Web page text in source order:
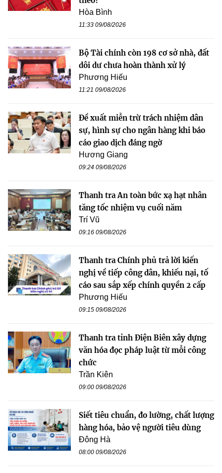
Hòa Bình
11:33 09/08/2026
Bộ Tài chính còn 198 cơ sở nhà, đất
dôi dư chưa hoàn thành xử lý
Phương Hiếu
11:21 09/08/2026
Đề xuất miễn trừ trách nhiệm dân
sự, hình sự cho ngân hàng khi báo
cáo giao dịch đáng ngờ
Hương Giang
09:24 09/08/2026
Thanh tra An toàn bức xạ hạt nhân
tăng tốc nhiệm vụ cuối năm
Trí Vũ
09:16 09/08/2026
Thanh tra Chính phủ trả lời kiến
nghị về tiếp công dân, khiếu nại, tố
cáo sau sắp xếp chính quyền 2 cấp
Phương Hiếu
09:15 09/08/2026
Thanh tra tỉnh Điện Biên xây dựng
văn hóa đọc pháp luật từ mỗi công
chức
Trần Kiên
09:00 09/08/2026
Siết tiêu chuẩn, đo lường, chất lượng
hàng hóa, bảo vệ người tiêu dùng
Đông Hà
08:00 09/08/2026